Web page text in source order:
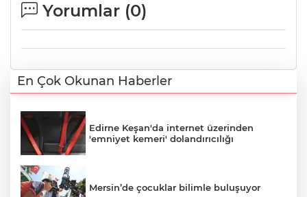
Yorumlar (0)
En Çok Okunan Haberler
Edirne Keşan'da internet üzerinden
'emniyet kemeri' dolandırıcılığı
Mersin’de çocuklar bilimle buluşuyor